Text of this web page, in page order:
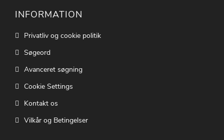
INFORMATION
Privatliv og cookie politik
Søgeord
Avanceret søgning
Cookie Settings
Kontakt os
Vilkår og Betingelser